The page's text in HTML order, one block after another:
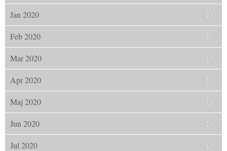
Jan 2020
Feb 2020
Mar 2020
Apr 2020
Maj 2020
Jun 2020
Jul 2020